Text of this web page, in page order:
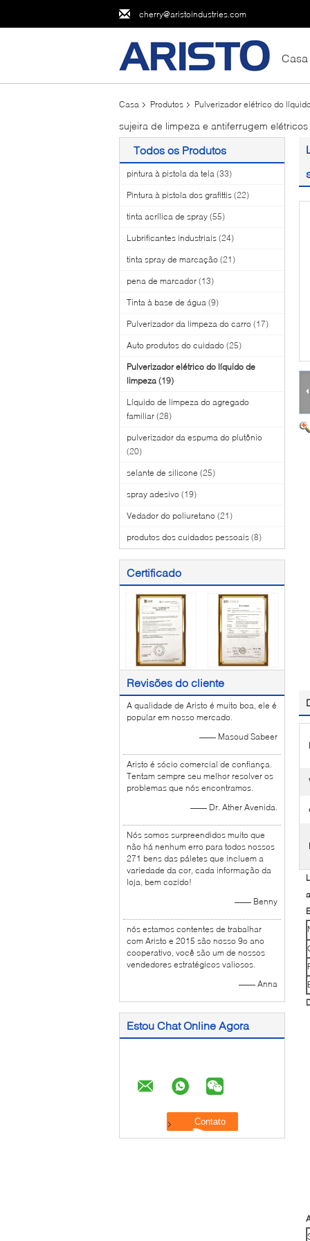
cherry@aristoindustries.com
Casa
Casa Produtos Pulverizador elétrico do
sujeira de limpeza e antiferrugem elétricos
Todos os Produtos
pintura à pistola da tela (33)
Pintura à pistola dos grafittis (22)
tinta acrílica de spray (55)
Lubrificantes industriais (24)
tinta spray de marcação (21)
pena de marcador (13)
Tinta à base de água (9)
Pulverizador da limpeza do carro (17)
Auto produtos do cuidado (25)
Pulverizador elétrico do líquido de
limpeza (19)
Líquido de limpeza do agregado
familiar (28)
pulverizador da espuma do plutônio
(20)
selante de silicone (25)
spray adesivo (19)
Vedador do poliuretano (21)
produtos dos cuidados pessoais (8)
Certificado
Revisões do cliente
A qualidade de Aristo é muito boa, ele é
popular em nosso mercado.
—— Masoud Sabeer
Aristo é sócio comercial de confiança.
Tentam sempre seu melhor resolver os
problemas que nós encontramos.
—— Dr. Ather Avenida.
Nós somos surpreendidos muito que
não há nenhum erro para todos nossos
271 bens das páletes que incluem a
variedade da cor, cada informação da
loja, bem cozido!
—— Benny
nós estamos contentes de trabalhar
com Aristo e 2015 são nosso 9o ano
cooperativo, você são um de nossos
vendedores estratégicos valiosos.
—— Anna
Estou Chat Online Agora